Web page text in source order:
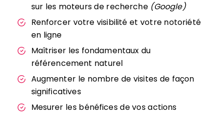
sur les moteurs de recherche (Google)
Renforcer votre visibilité et votre notoriété
en ligne
Maîtriser les fondamentaux du
référencement naturel
Augmenter le nombre de visites de façon
significatives
Mesurer les bénéfices de vos actions